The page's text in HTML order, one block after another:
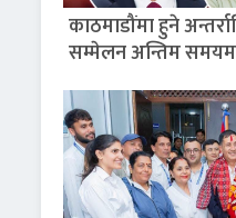
काठमाडौंमा हुने
सम्मेलन अन्तिम समयमा